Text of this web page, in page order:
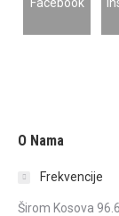
O Nama
Frekvencije
Širom Kosova